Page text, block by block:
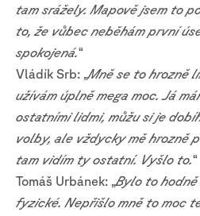
tam srážely. Mapově jsem to
to, že vůbec neběhám první
spokojená.“
Vládík Srb: „Mně se to hrozně
užívám úplně mega moc. Já
ostatními lidmi, můžu si je
volby, ale vždycky mě hrozně
tam vidím ty ostatní. Vyšlo to.“
Tomáš Urbánek: „Bylo to
fyzické. Nepřišlo mně to moc